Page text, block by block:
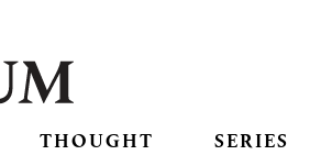
THOUGHT SERIES